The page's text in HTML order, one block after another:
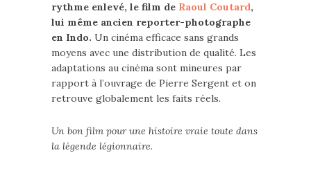
rythme enlevé, le film de Raoul Coutard,
lui même ancien reporter-photographe
en Indo. Un cinéma efficace sans grands
moyens avec une distribution de qualité. Les
adaptations au cinéma sont mineures par
rapport à l’ouvrage de Pierre Sergent et on
retrouve globalement les faits réels.
Un bon film pour une histoire vraie toute dans
la légende légionnaire.